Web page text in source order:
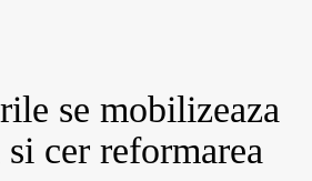
se mobilizeaza
cer reformarea